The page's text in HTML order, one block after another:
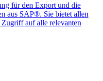
für den Export und die
aus SAP®. Sie bietet allen
auf alle relevanten